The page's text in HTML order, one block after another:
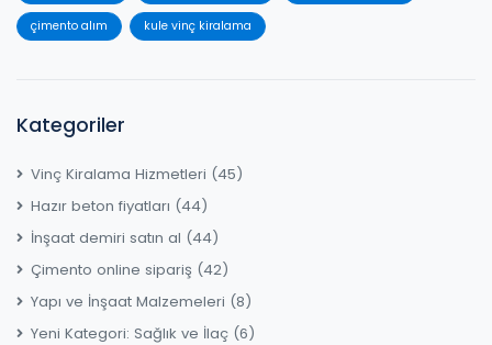
çimento alım kule vinç kiralama
Kategoriler
Vinç Kiralama Hizmetleri (45)
Hazır beton fiyatları (44)
İnşaat demiri satın al (44)
Çimento online sipariş (42)
Yapı ve İnşaat Malzemeleri (8)
Yeni Kategori: Sağlık ve İlaç (6)